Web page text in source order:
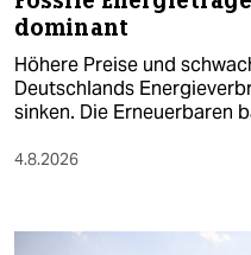
dominant
Höhere Preise und
Deutschlands
sinken. Die Erneuerbaren
4.8.2026